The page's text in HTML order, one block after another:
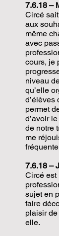
7.6.18 –
Circé
aux
même
avec
cours, je
niveau
qu’elle
d’élèves
permet
d’avoir
de notre
me
7.6.18 –
Circé est
sujet en
faire
plaisir
elle.